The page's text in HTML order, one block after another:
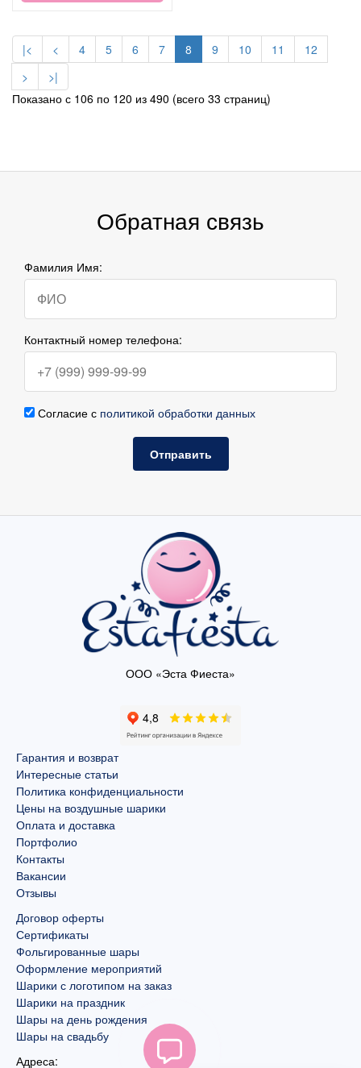
|< < 4 5 6 7 8 9 10 11
12
>
>|
Показано с 106 по 120 из 490 (всего 33 страниц)
Обратная связь
Фамилия Имя:
Контактный номер телефона:
Согласие с политикой обработки данных
Отправить
ООО «Эста Фиеста»
Гарантия и возврат
Интересные статьи
Политика конфиденциальности
Цены на воздушные шарики
Оплата и доставка
Портфолио
Контакты
Вакансии
Отзывы
Договор оферты
Сертификаты
Фольгированные шары
Оформление мероприятий
Шарики с логотипом на заказ
Шарики на праздник
Шары на день рождения
Шары на свадьбу
Адреса: